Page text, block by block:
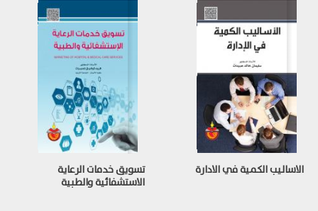
الاساليب الكمية في الادارة
تسويق خدمات الرعاية
الاستشفائية والطبية